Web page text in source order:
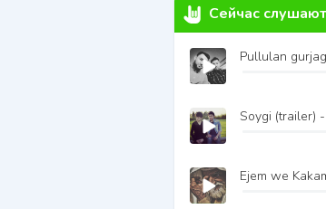
Сейчас слушают
Soygi (trailer)
Ejem we